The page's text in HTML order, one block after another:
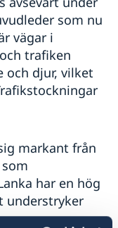
som nu
vägar i
trafiken
och djur, vilket
markant från
har en hög
understryker